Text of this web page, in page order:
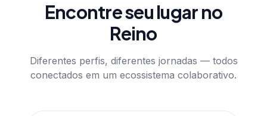
Encontre seu lugar no
Reino
Diferentes perfis, diferentes jornadas — todos
conectados em um ecossistema colaborativo.